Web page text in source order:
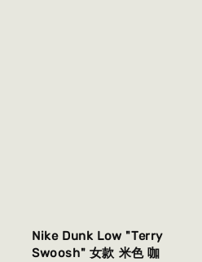
Nike Dunk Low "Terry
Swoosh" 女款 米色 咖